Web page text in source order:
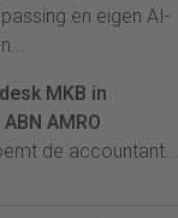
en eigen AI-
MKB in
AMRO
de accountant...